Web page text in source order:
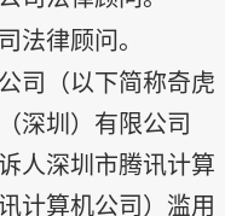
法律顾问。
司（以下简称奇虎
深圳）有限公司
人深圳市腾讯计算
计算机公司）滥用